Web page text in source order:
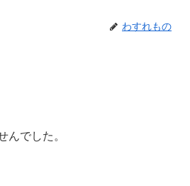
わすれもの
んでした。